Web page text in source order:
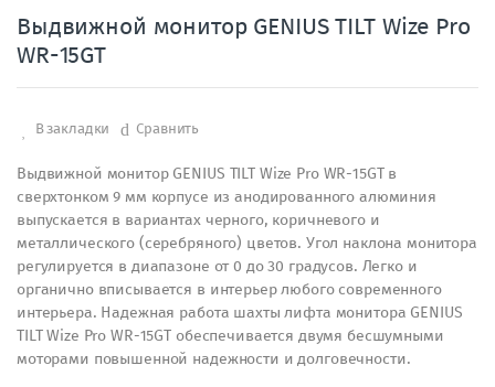
Выдвижной монитор GENIUS TILT Wize Pro
WR-15GT
В закладки Сравнить
Выдвижной монитор GENIUS TILT Wize Pro WR-15GT в
сверхтонком 9 мм корпусе из анодированного алюминия
выпускается в вариантах черного, коричневого и
металлического (серебряного) цветов. Угол наклона монитора
регулируется в диапазоне от 0 до 30 градусов. Легко и
органично вписывается в интерьер любого современного
интерьера. Надежная работа шахты лифта монитора GENIUS
TILT Wize Pro WR-15GT обеспечивается двумя бесшумными
моторами повышенной надежности и долговечности.